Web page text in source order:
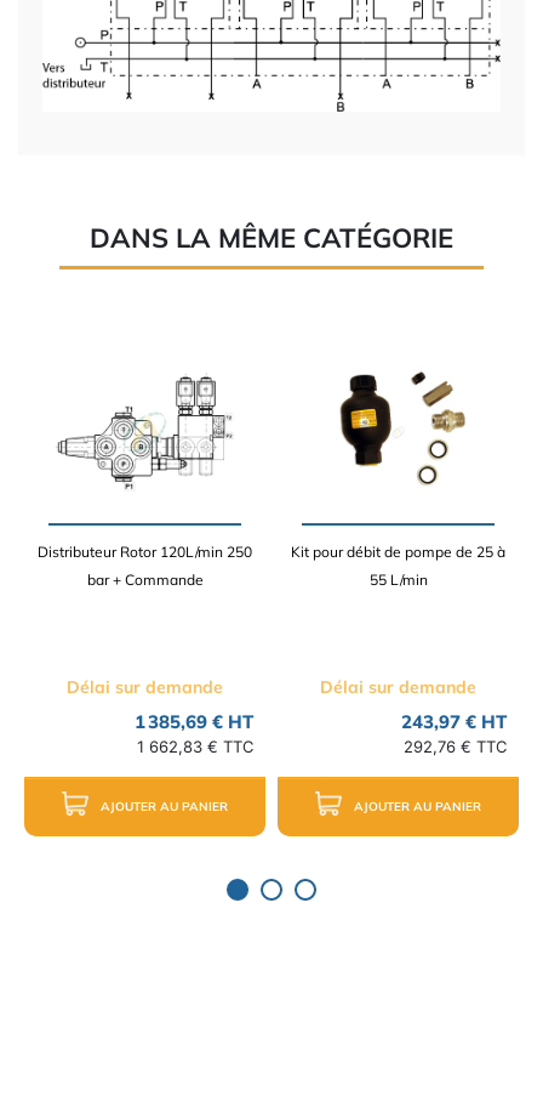
DANS LA MÊME CATÉGORIE
Distributeur Rotor 120L/min 250
bar + Commande
Délai sur demande
1 385,69 € HT
1 662,83 € TTC
AJOUTER AU PANIER
Kit pour débit de pompe de 25 à
55 L/min
Délai sur demande
243,97 € HT
292,76 € TTC
AJOUTER AU PANIER